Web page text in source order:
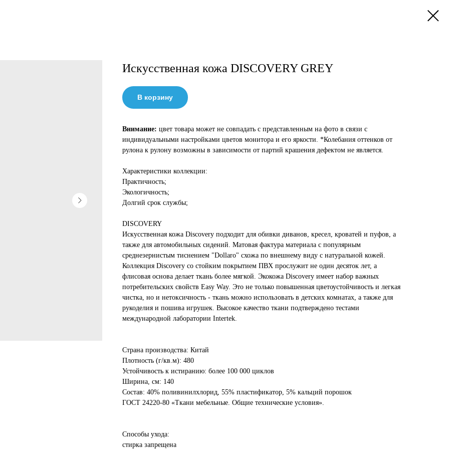
Искусственная кожа DISCOVERY GREY
В корзину
Внимание: цвет товара может не совпадать с представленным на фото в связи с
индивидуальными настройками цветов монитора и его яркости. *Колебания оттенков от
рулона к рулону возможны в зависимости от партий крашения дефектом не является.
Характеристики коллекции:
Практичность;
Экологичность;
Долгий срок службы;
DISCOVERY
Искусственная кожа Discovery подходит для обивки диванов, кресел, кроватей и пуфов, а
также для автомобильных сидений. Матовая фактура материала с популярным
среднезернистым тиснением "Dollaro" схожа по внешнему виду с натуральной кожей.
Коллекция Discovery со стойким покрытием ПВХ прослужит не один десяток лет, а
флисовая основа делает ткань более мягкой. Экокожа Discovery имеет набор важных
потребительских свойств Easy Way. Это не только повышенная цветоустойчивость и легкая
чистка, но и нетоксичность - ткань можно использовать в детских комнатах, а также для
рукоделия и пошива игрушек. Высокое качество ткани подтверждено тестами
международной лаборатории Intertek.
Страна производства: Китай
Плотность (г/кв.м): 480
Устойчивость к истиранию: более 100 000 циклов
Ширина, см: 140
Состав: 40% поливинилхлорид, 55% пластификатор, 5% кальций порошок
ГОСТ 24220-80 «Ткани мебельные. Общие технические условия».
Способы ухода:
стирка запрещена